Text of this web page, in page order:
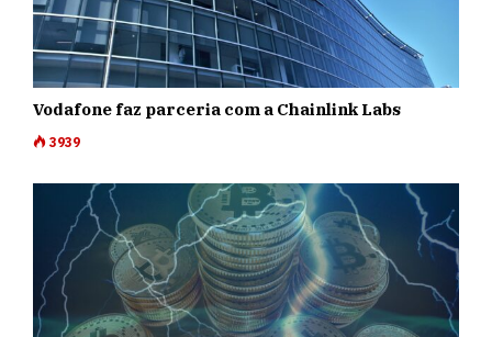
Vodafone faz parceria com a Chainlink Labs
3939